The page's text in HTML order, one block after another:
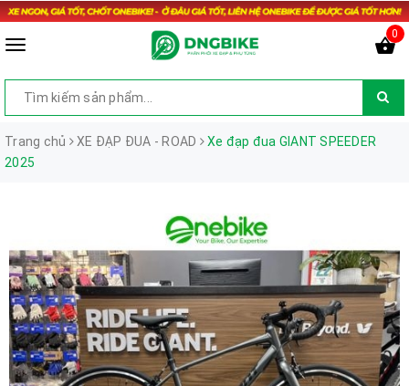
0
Trang chủ XE ĐẠP ĐUA - ROAD
Xe đạp đua GIANT SPEEDER
2025